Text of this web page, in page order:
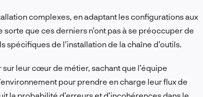
complexes, en adaptant les configurations aux
que ces derniers n’ont pas à se préoccuper de
spécifiques de l’installation de la chaîne d’outils.
leur cœur de métier, sachant que l’équipe
pour prendre en charge leur flux de